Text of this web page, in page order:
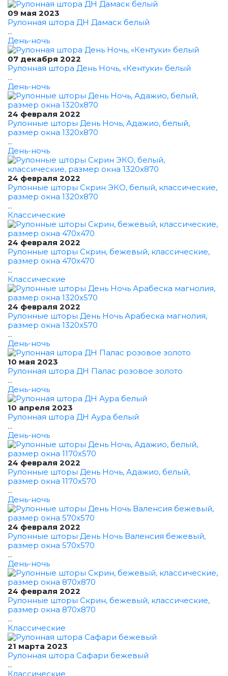
09 мая 2023
Рулонная штора ДН Дамаск белый
...
День-ночь
07 декабря 2022
Рулонная штора День Ночь, «Кентуки» белый
...
День-ночь
24 февраля 2022
Рулонные шторы День Ночь, Адажио, белый,
размер окна 1320x870
...
День-ночь
24 февраля 2022
Рулонные шторы Скрин ЭКО, белый, классические,
размер окна 1320x870
...
Классические
24 февраля 2022
Рулонные шторы Скрин, бежевый, классические,
размер окна 470x470
...
Классические
24 февраля 2022
Рулонные шторы День Ночь Арабеска магнолия,
размер окна 1320x570
...
День-ночь
10 мая 2023
Рулонная штора ДН Палас розовое золото
...
День-ночь
10 апреля 2023
Рулонная штора ДН Аура белый
...
День-ночь
24 февраля 2022
Рулонные шторы День Ночь, Адажио, белый,
размер окна 1170x570
...
День-ночь
24 февраля 2022
Рулонные шторы День Ночь Валенсия бежевый,
размер окна 570x570
...
День-ночь
24 февраля 2022
Рулонные шторы Скрин, бежевый, классические,
размер окна 870x870
...
Классические
21 марта 2023
Рулонная штора Сафари бежевый
...
Классические